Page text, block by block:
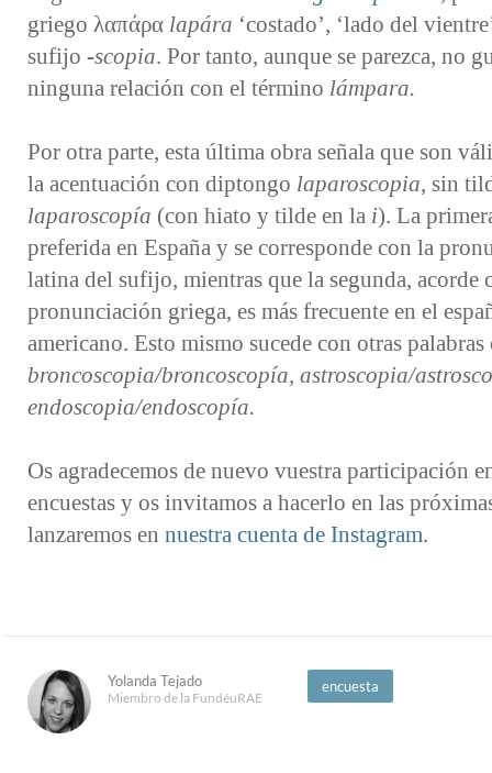
griego λαπάρα lapára ‘costado’, ‘lado del
sufijo -⁠scopia. Por tanto, aunque se parezca, no
ninguna relación con el término lámpara.
Por otra parte, esta última obra señala que son
la acentuación con diptongo laparoscopia, sin
laparoscopía (con hiato y tilde en la i). La
preferida en España y se corresponde con la
latina del sufijo, mientras que la segunda, acorde
pronunciación griega, es más frecuente en el
americano. Esto mismo sucede con otras palabras
broncoscopia/broncoscopía, astroscopia/
endoscopia/endoscopía.
Os agradecemos de nuevo vuestra participación
encuestas y os invitamos a hacerlo en las
lanzaremos en nuestra cuenta de Instagram.
Yolanda Tejado
Miembro de la FundéuRAE
encuesta